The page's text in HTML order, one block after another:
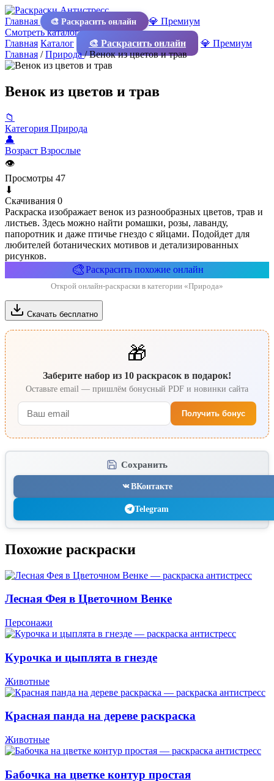
Главная 🎨 Раскрасить онлайн
💎 Премиум
Смотреть каталог
Главная Каталог 🎨 Раскрасить онлайн
💎 Премиум
Главная /Природа/Венок из цветов и трав
Венок из цветов и трав
📁
Категория Природа
👤
Возраст Взрослые
👁
Просмотры 47
⬇
Скачивания 0
Раскраска изображает венок из разнообразных цветов, трав и
листьев. Здесь можно найти ромашки, розы, лаванду,
папоротник и даже птичье гнездо с яйцами. Подойдет для
любителей ботанических мотивов и детализированных
рисунков.
🎨Раскрасить похожие онлайн
Открой онлайн-раскраски в категории «Природа»
Скачать бесплатно
🎁
Заберите набор из 10 раскрасок в подарок!
Оставьте email — пришлём бонусный PDF и новинки сайта
Получить бонус
Сохранить
ВКонтакте
Telegram
Похожие раскраски
Лесная Фея в Цветочном Венке
Персонажи
Курочка и цыплята в гнезде
Животные
Красная панда на дереве раскраска
Животные
Бабочка на цветке контур простая